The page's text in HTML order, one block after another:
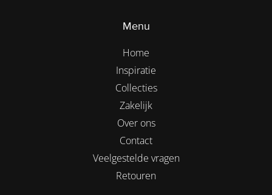
Menu
Home
Inspiratie
Collecties
Zakelijk
Over ons
Contact
Veelgestelde vragen
Retouren